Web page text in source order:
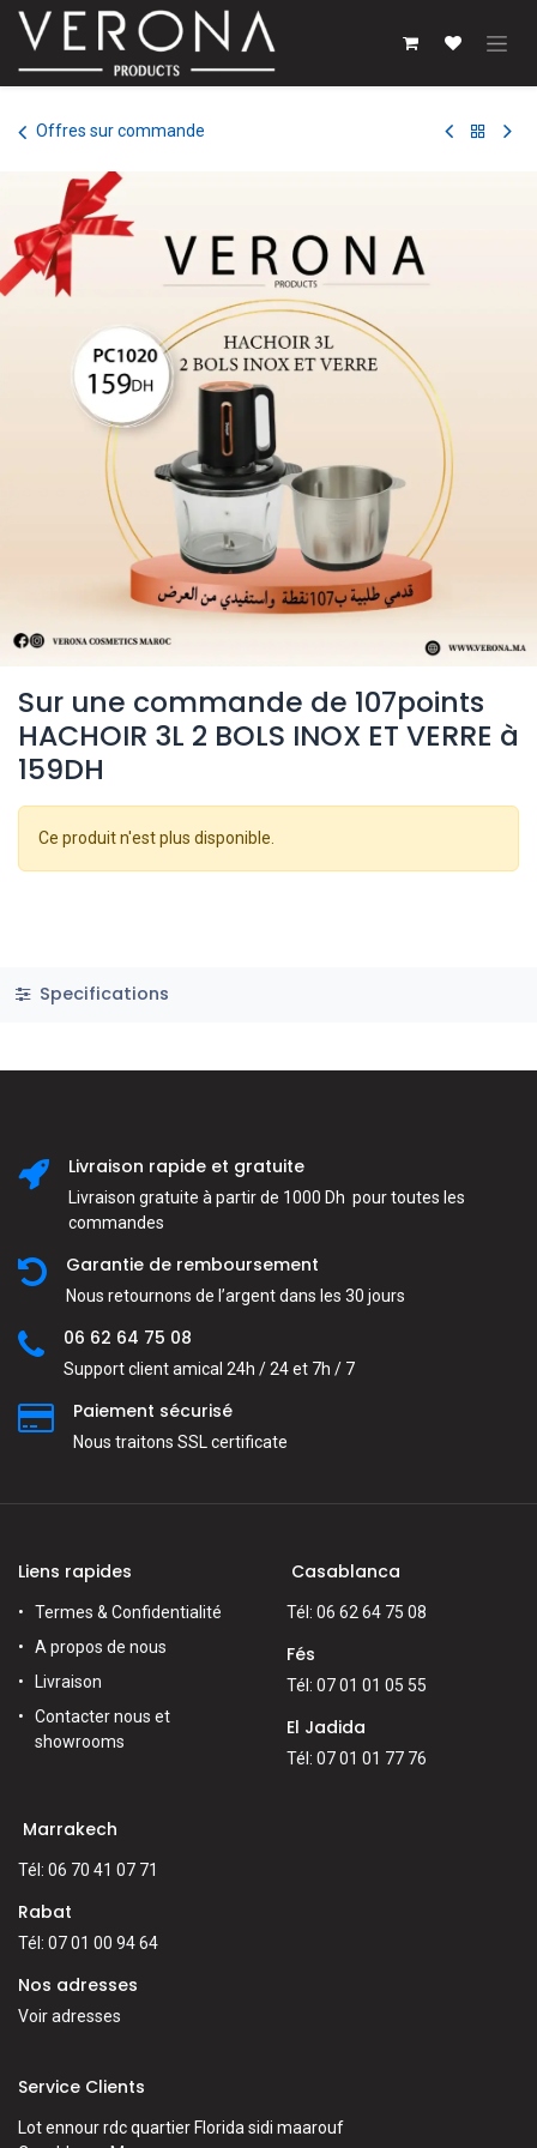
Se rendre au contenu
Offres sur commande
Sur une commande de 107points
HACHOIR 3L 2 BOLS INOX ET VERRE à
159DH
Ce produit n'est plus disponible.
Specifications
Livraison rapide et gratuite
Livraison gratuite à partir de 1000 Dh pour toutes les
commandes
Garantie de remboursement
Nous retournons de l’argent dans les 30 jours
06 62 64 75 08
Support client amical 24h / 24 et 7h / 7
Paiement sécurisé
Nous traitons SSL сertificate
Liens rapides
Termes & Confidentialité
A propos de nous
Livraison
Contacter nous et
showrooms
Casablanca
Tél: 06 62 64 75 08
Fés
Tél: 07 01 01 05 55
El Jadida
Tél: 07 01 01 77 76
Marrakech
Tél: 06 70 41 07 71
Rabat
Tél: 07 01 00 94 64
Nos adresses
Voir adresses
Service Clients
Lot ennour rdc quartier Florida sidi maarouf